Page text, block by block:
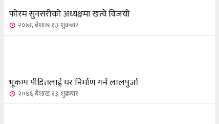
फोरम सुनसरीको अध्यक्षमा खत्वे विजयी
२०७६ बैशाख १३, शुक्रबार
भूकम्प पीडितलाई घर निर्माण गर्न लालपुर्जा
२०७६ बैशाख १३, शुक्रबार